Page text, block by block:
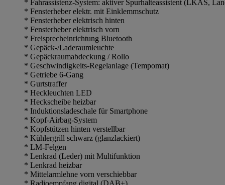
* Fahrassistenz-System: aktiver Spurhalteassistent (LKAS,
* Fensterheber elektr. mit Einklemmschutz
* Fensterheber elektrisch hinten
* Fensterheber elektrisch vorn
* Freisprecheinrichtung Bluetooth
* Gepäck-/Laderaumleuchte
* Gepäckraumabdeckung / Rollo
* Geschwindigkeits-Regelanlage (Tempomat)
* Getriebe 6-Gang
* Gurtstraffer
* Heckleuchten LED
* Heckscheibe heizbar
* Induktionsladeschale für Smartphone
* Kopf-Airbag-System
* Kopfstützen hinten verstellbar
* Kühlergrill schwarz (glanzlackiert)
* LM-Felgen
* Lenkrad (Leder) mit Multifunktion
* Lenkrad heizbar
* Mittelarmlehne vorn verschiebbar
* Radioempfang digital (DAB+)